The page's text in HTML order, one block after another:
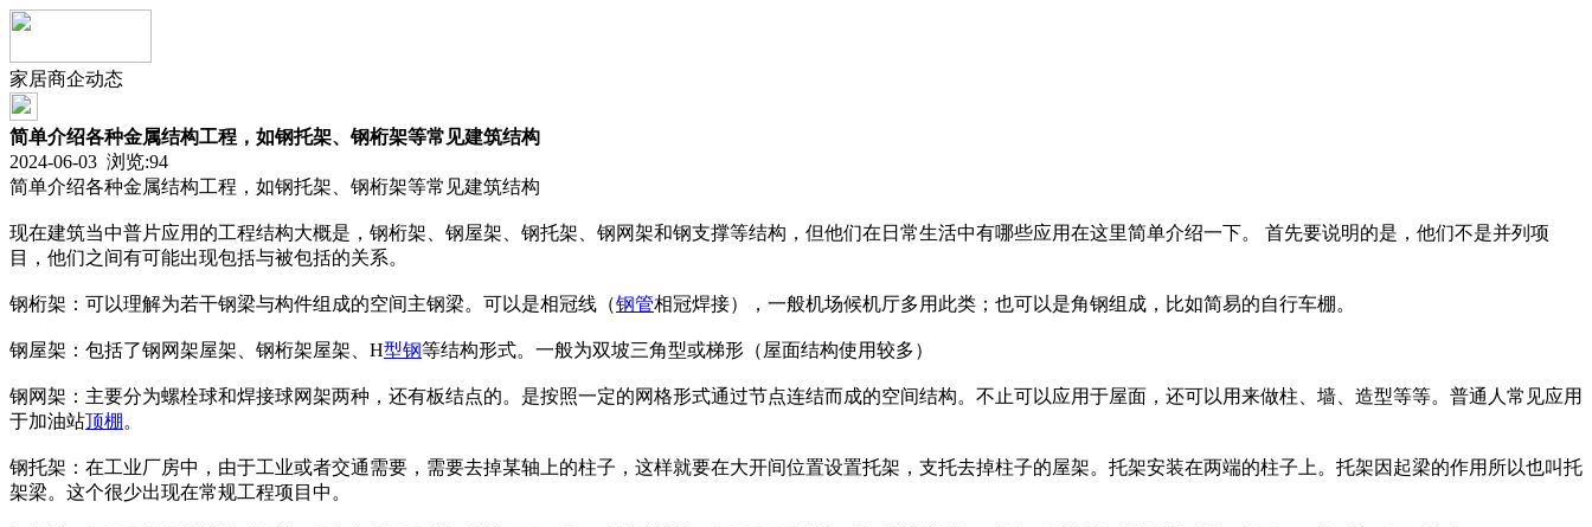
家居商企动态
简单介绍各种金属结构工程，如钢托架、钢桁架等常见建筑结构
2024-06-03 浏览:94
简单介绍各种金属结构工程，如钢托架、钢桁架等常见建筑结构
现在建筑当中普片应用的工程结构大概是，钢桁架、钢屋架、钢托架、钢网架和钢支撑等结构，但他们在日常生活中有哪些应用在这里简单介绍一下。 首先要说明的是，他们不是并列项
目，他们之间有可能出现包括与被包括的关系。
钢桁架：可以理解为若干钢梁与构件组成的空间主钢梁。可以是相冠线（钢管相冠焊接），一般机场候机厅多用此类；也可以是角钢组成，比如简易的自行车棚。
钢屋架：包括了钢网架屋架、钢桁架屋架、H型钢等结构形式。一般为双坡三角型或梯形（屋面结构使用较多）
钢网架：主要分为螺栓球和焊接球网架两种，还有板结点的。是按照一定的网格形式通过节点连结而成的空间结构。不止可以应用于屋面，还可以用来做柱、墙、造型等等。普通人常见应用
于加油站顶棚 。
钢托架：在工业厂房中，由于工业或者交通需要，需要去掉某轴上的柱子，这样就要在大开间位置设置托架，支托去掉柱子的屋架。托架安装在两端的柱子上。托架因起梁的作用所以也叫托
架梁。这个很少出现在常规工程项目中。